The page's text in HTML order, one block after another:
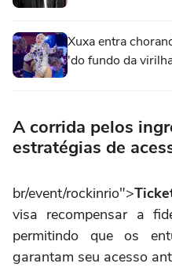
Xuxa entra
'do fundo da
A corrida pelos
estratégias de
br/event/rockinrio">
visa recompensar a
permitindo que os
garantam seu acesso